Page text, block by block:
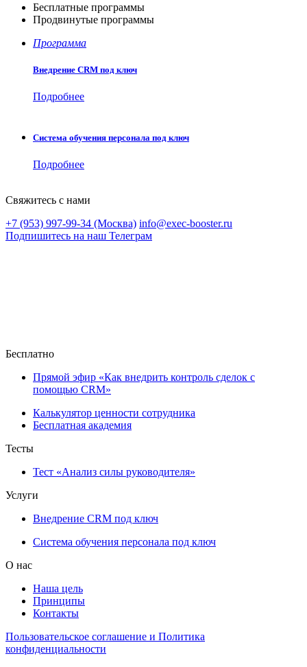
Бесплатные программы
Продвинутые программы
Программа
Внедрение CRM под ключ
Подробнее
Система обучения персонала под ключ
Подробнее
Свяжитесь с нами
+7 (953) 997-99-34 (Москва) info@exec-booster.ru
Подпишитесь на наш Телеграм
Бесплатно
Прямой эфир «Как внедрить контроль сделок с
помощью CRM»
Калькулятор ценности сотрудника
Бесплатная академия
Тесты
Тест «Анализ силы руководителя»
Услуги
Внедрение CRM под ключ
Система обучения персонала под ключ
О нас
Наша цель
Принципы
Контакты
Пользовательское соглашение и Политика
конфиденциальности